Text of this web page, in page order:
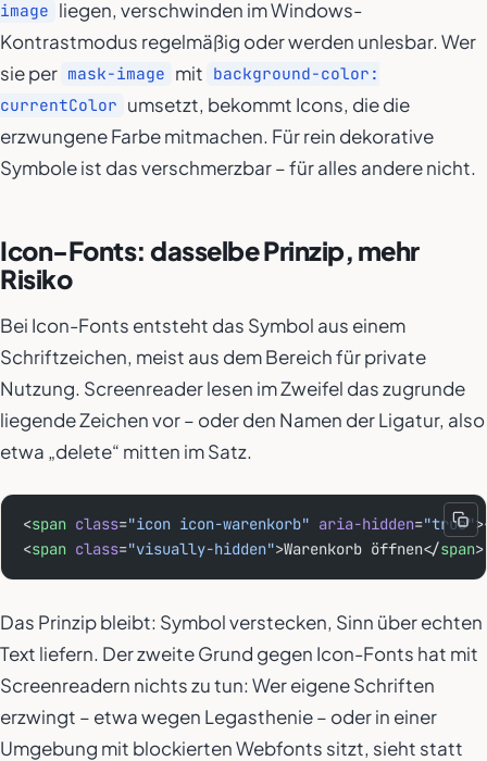
image liegen, verschwinden im Windows-
Kontrastmodus regelmäßig oder werden unlesbar. Wer
sie per mask-image mit background-color:
currentColor umsetzt, bekommt Icons, die die
erzwungene Farbe mitmachen. Für rein dekorative
Symbole ist das verschmerzbar – für alles andere nicht.
Icon-Fonts: dasselbe Prinzip, mehr
Risiko
Bei Icon-Fonts entsteht das Symbol aus einem
Schriftzeichen, meist aus dem Bereich für private
Nutzung. Screenreader lesen im Zweifel das zugrunde
liegende Zeichen vor – oder den Namen der Ligatur, also
etwa „delete“ mitten im Satz.
<span class="icon icon-warenkorb" aria-hidden="true"
<span class="visually-hidden">Warenkorb öffnen</span>
Das Prinzip bleibt: Symbol verstecken, Sinn über echten
Text liefern. Der zweite Grund gegen Icon-Fonts hat mit
Screenreadern nichts zu tun: Wer eigene Schriften
erzwingt – etwa wegen Legasthenie – oder in einer
Umgebung mit blockierten Webfonts sitzt, sieht statt